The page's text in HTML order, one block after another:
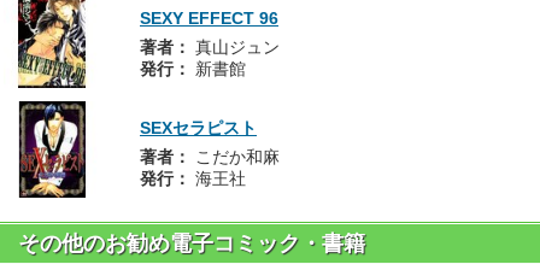
SEXY EFFECT 96
著者： 真山ジュン
発行：
新書館
SEXセラピスト
著者：
こだか和麻
発行： 海王社
その他のお勧め電子コミック・書籍